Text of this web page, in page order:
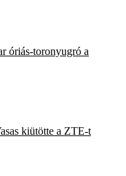
óriás-toronyugró a
kiütötte a ZTE-t